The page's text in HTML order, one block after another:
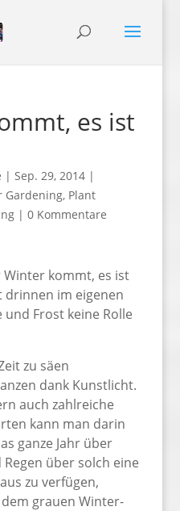
es ist
| Sep. 29, 2014|
Gardening, Plant
| 0 Kommentare
kommt, es ist
drinnen im eigenen
Frost keine Rolle
dank Kunstlicht.
auch zahlreiche
kann man darin
ganze Jahr über
über solch eine
zu verfügen,
grauen Winter-